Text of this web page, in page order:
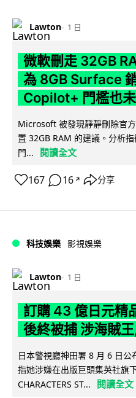
Lawton 1 日
微軟刪走 32GB
為 8GB Surface
Copilot+ 門檻也未
Microsoft 被發現靜靜刪除官
置 32GB RAM 的建議。分析
門...
閱讀全文
167 16 ↗ 分享
科技娛樂 影視娛樂
Lawton 1 日
訂購 43 億日元精
後終被捕 涉海賊
日本警視廳神田署 8 月 6 日公
指她涉嫌在出版巨頭集英社旗
CHARACTERS ST...
閱讀全文